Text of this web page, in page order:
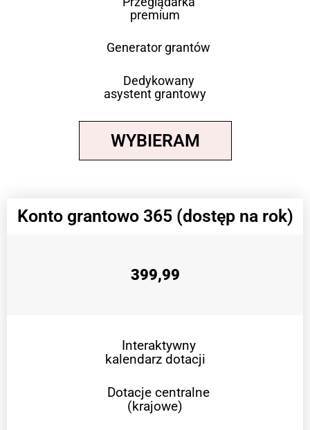
premium
Generator grantów
Dedykowany
asystent grantowy
WYBIERAM
Konto grantowo 365 (dostęp na rok)
399,99
Interaktywny
kalendarz dotacji
Dotacje centralne
(krajowe)